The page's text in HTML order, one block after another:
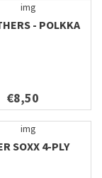
- POLKKA
€8,50
SOXX 4-PLY